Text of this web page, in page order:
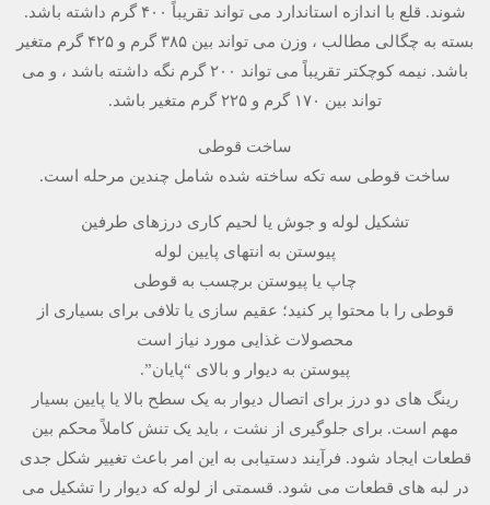
شوند. قلع با اندازه استاندارد می تواند تقریباً ۴۰۰ گرم داشته باشد.
بسته به چگالی مطالب ، وزن می تواند بین ۳۸۵ گرم و ۴۲۵ گرم متغیر
باشد. نیمه کوچکتر تقریباً می تواند ۲۰۰ گرم نگه داشته باشد ، و می
تواند بین ۱۷۰ گرم و ۲۲۵ گرم متغیر باشد.
ساخت قوطی
ساخت قوطی سه تکه ساخته شده شامل چندین مرحله است.
تشکیل لوله و جوش یا لحیم کاری درزهای طرفین
پیوستن به انتهای پایین لوله
چاپ یا پیوستن برچسب به قوطی
قوطی را با محتوا پر کنید؛ عقیم سازی یا تلافی برای بسیاری از
محصولات غذایی مورد نیاز است
پیوستن به دیوار و بالای “پایان”.
رینگ های دو درز برای اتصال دیوار به یک سطح بالا یا پایین بسیار
مهم است. برای جلوگیری از نشت ، باید یک تنش کاملاً محکم بین
قطعات ایجاد شود. فرآیند دستیابی به این امر باعث تغییر شکل جدی
در لبه های قطعات می شود. قسمتی از لوله که دیوار را تشکیل می